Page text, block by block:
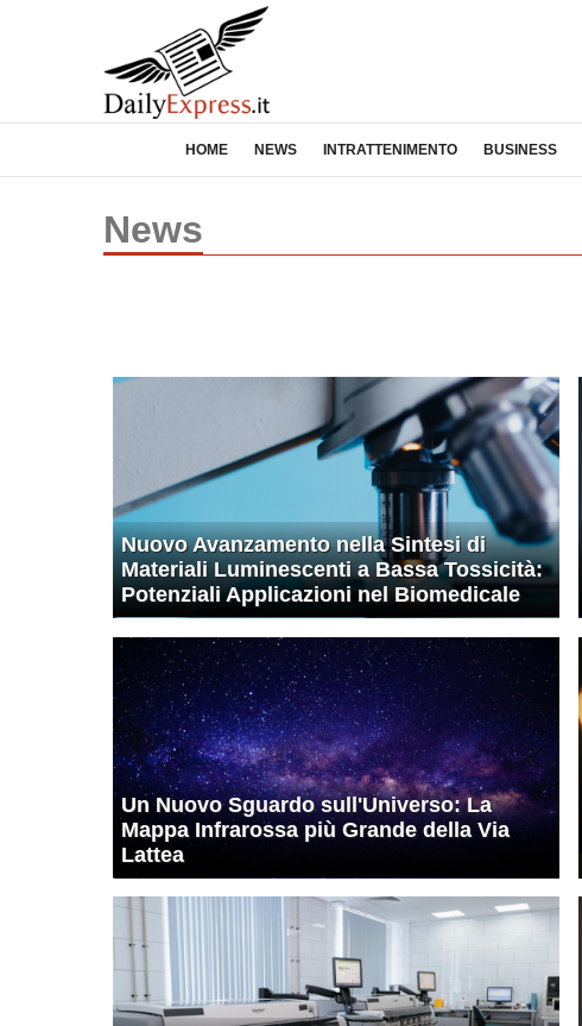
HOME NEWS INTRATTENIMENTO BUSINESS
News
Nuovo Avanzamento nella Sintesi di
Materiali Luminescenti a Bassa Tossicità:
Potenziali Applicazioni nel Biomedicale
Un Nuovo Sguardo sull'Universo: La
Mappa Infrarossa più Grande della Via
Lattea